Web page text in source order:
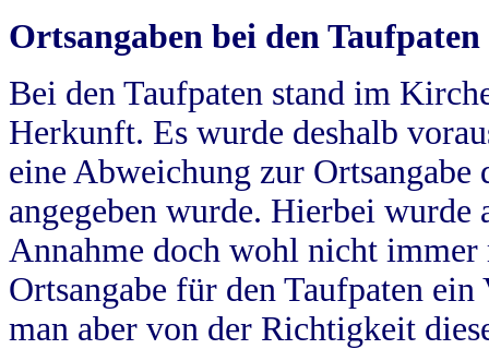
Ortsangaben bei den Taufpaten
Bei den Taufpaten stand im
Herkunft. Es wurde deshalb
eine Abweichung zur
angegeben wurde. Hierbei wurde
Annahme doch wohl nicht
Ortsangabe für den Taufpaten
man aber von der Richtigkeit